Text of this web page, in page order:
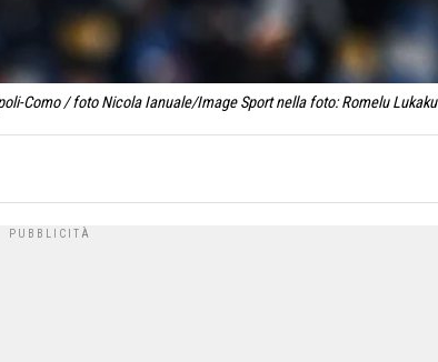
Como / foto Nicola Ianuale/Image Sport nella foto: Romelu Lukaku